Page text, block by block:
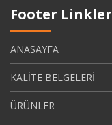
Footer Linkler
ANASAYFA
KALİTE BELGELERİ
ÜRÜNLER